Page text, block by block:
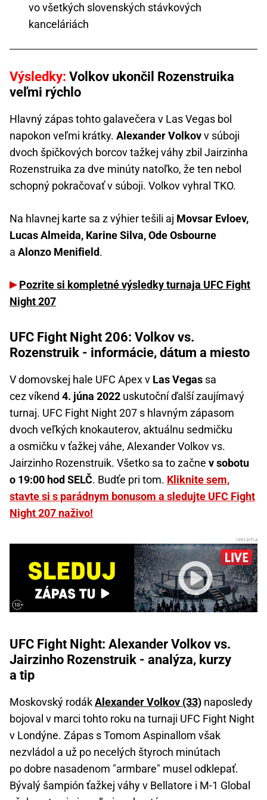
vo všetkých slovenských stávkových
kanceláriách
Výsledky: Volkov ukončil Rozenstruika
veľmi rýchlo
Hlavný zápas tohto galavečera v Las Vegas bol
napokon veľmi krátky. Alexander Volkovv súboji
dvoch špičkových borcov tažkej váhy zbil Jairzinha
Rozenstruika za dve minúty natoľko, že ten nebol
schopný pokračovať v súboji. Volkov vyhral TKO.
Na hlavnej karte sa z výhier tešili aj Movsar Evloev,
Lucas Almeida, Karine Silva, Ode Osbourne
a Alonzo Menifield.
Pozrite si kompletné výsledky turnaja UFC Fight
Night 207
UFC Fight Night 206: Volkov vs.
Rozenstruik - informácie, dátum a miesto
V domovskej hale UFC Apex v Las Vegas sa
cez víkend 4. júna 2022 uskutoční ďalší zaujímavý
turnaj. UFC Fight Night 207 s hlavným zápasom
dvoch veľkých knokauterov, aktuálnu sedmičku
a osmičku v ťažkej váhe, Alexander Volkov vs.
Jairzinho Rozenstruik. Všetko sa to začne v sobotu
o 19:00 hod SELČ. Budťe pri tom. Kliknite sem,
stavte si s parádnym bonusom a sledujte UFC Fight
Night 207 naživo!
UFC Fight Night: Alexander Volkov vs.
Jairzinho Rozenstruik - analýza, kurzy
a tip
Moskovský rodákAlexander Volkov (33) naposledy
bojoval v marci tohto roku na turnaji UFC Fight Night
v Londýne. Zápas s Tomom Aspinallom však
nezvládol a už po necelých štyroch minútach
po dobre nasadenom "armbare" musel odklepať.
Bývalý šampión ťažkej váhy v Bellatore i M-1 Global